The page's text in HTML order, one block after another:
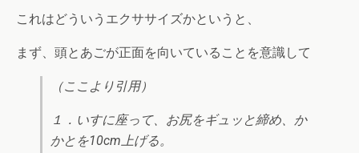
これはどういうエクササイズかというと、
まず、頭とあごが正面を向いていることを意識して
（ここより引用）
１．いすに座って、お尻をギュッと締め、か
かとを10cm上げる。